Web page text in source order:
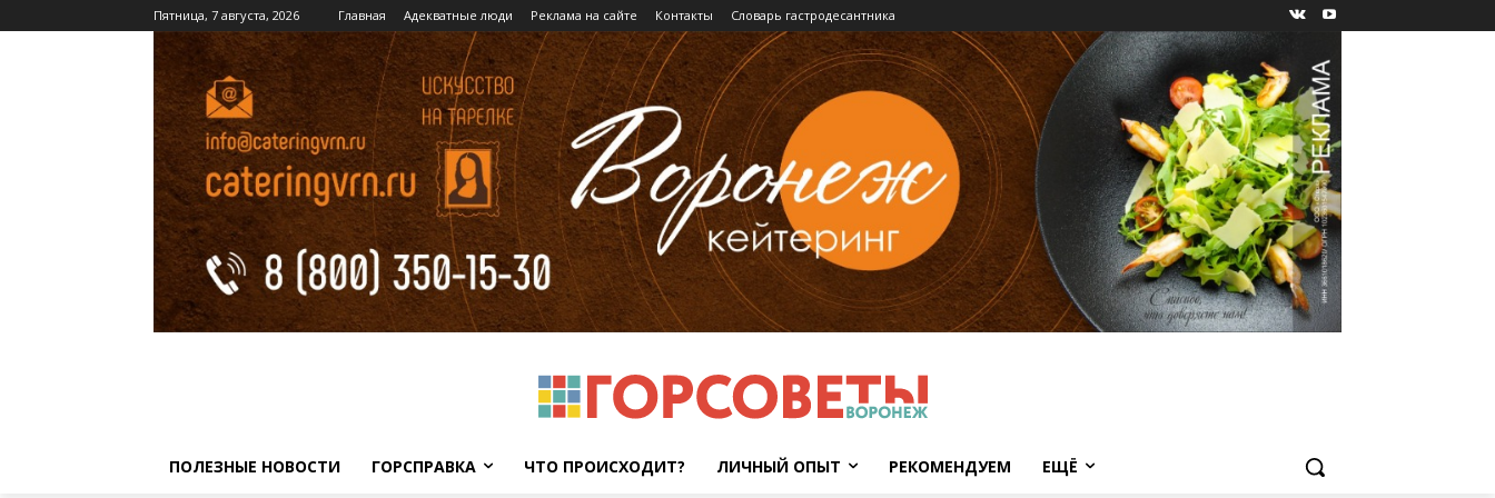
Пятница, 7 августа, 2026 Главная Адекватные люди Реклама на сайте Контакты Словарь гастродесантника
ПОЛЕЗНЫЕ НОВОСТИ ГОРСПРАВКА ЧТО ПРОИСХОДИТ? ЛИЧНЫЙ ОПЫТ РЕКОМЕНДУЕМ ЕЩЁ